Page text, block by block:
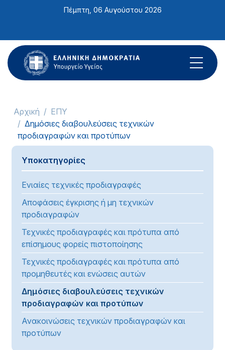
ιστότοπος
περιλαμβάνει
ένα
σύστημα
Πέμπτη, 06 Αυγούστου 2026
Αρχική
ΕΠΥ
Δημόσιες διαβουλεύσεις τεχνικών
προδιαγραφών και προτύπων
Υποκατηγορίες
Ενιαίες τεχνικές προδιαγραφές
Αποφάσεις έγκρισης ή μη τεχνικών
προδιαγραφών
Τεχνικές προδιαγραφές και πρότυπα από
επίσημους φορείς πιστοποίησης
Τεχνικές προδιαγραφές και πρότυπα από
προμηθευτές και ενώσεις αυτών
Δημόσιες διαβουλεύσεις τεχνικών
προδιαγραφών και προτύπων
Ανακοινώσεις τεχνικών προδιαγραφών και
προτύπων